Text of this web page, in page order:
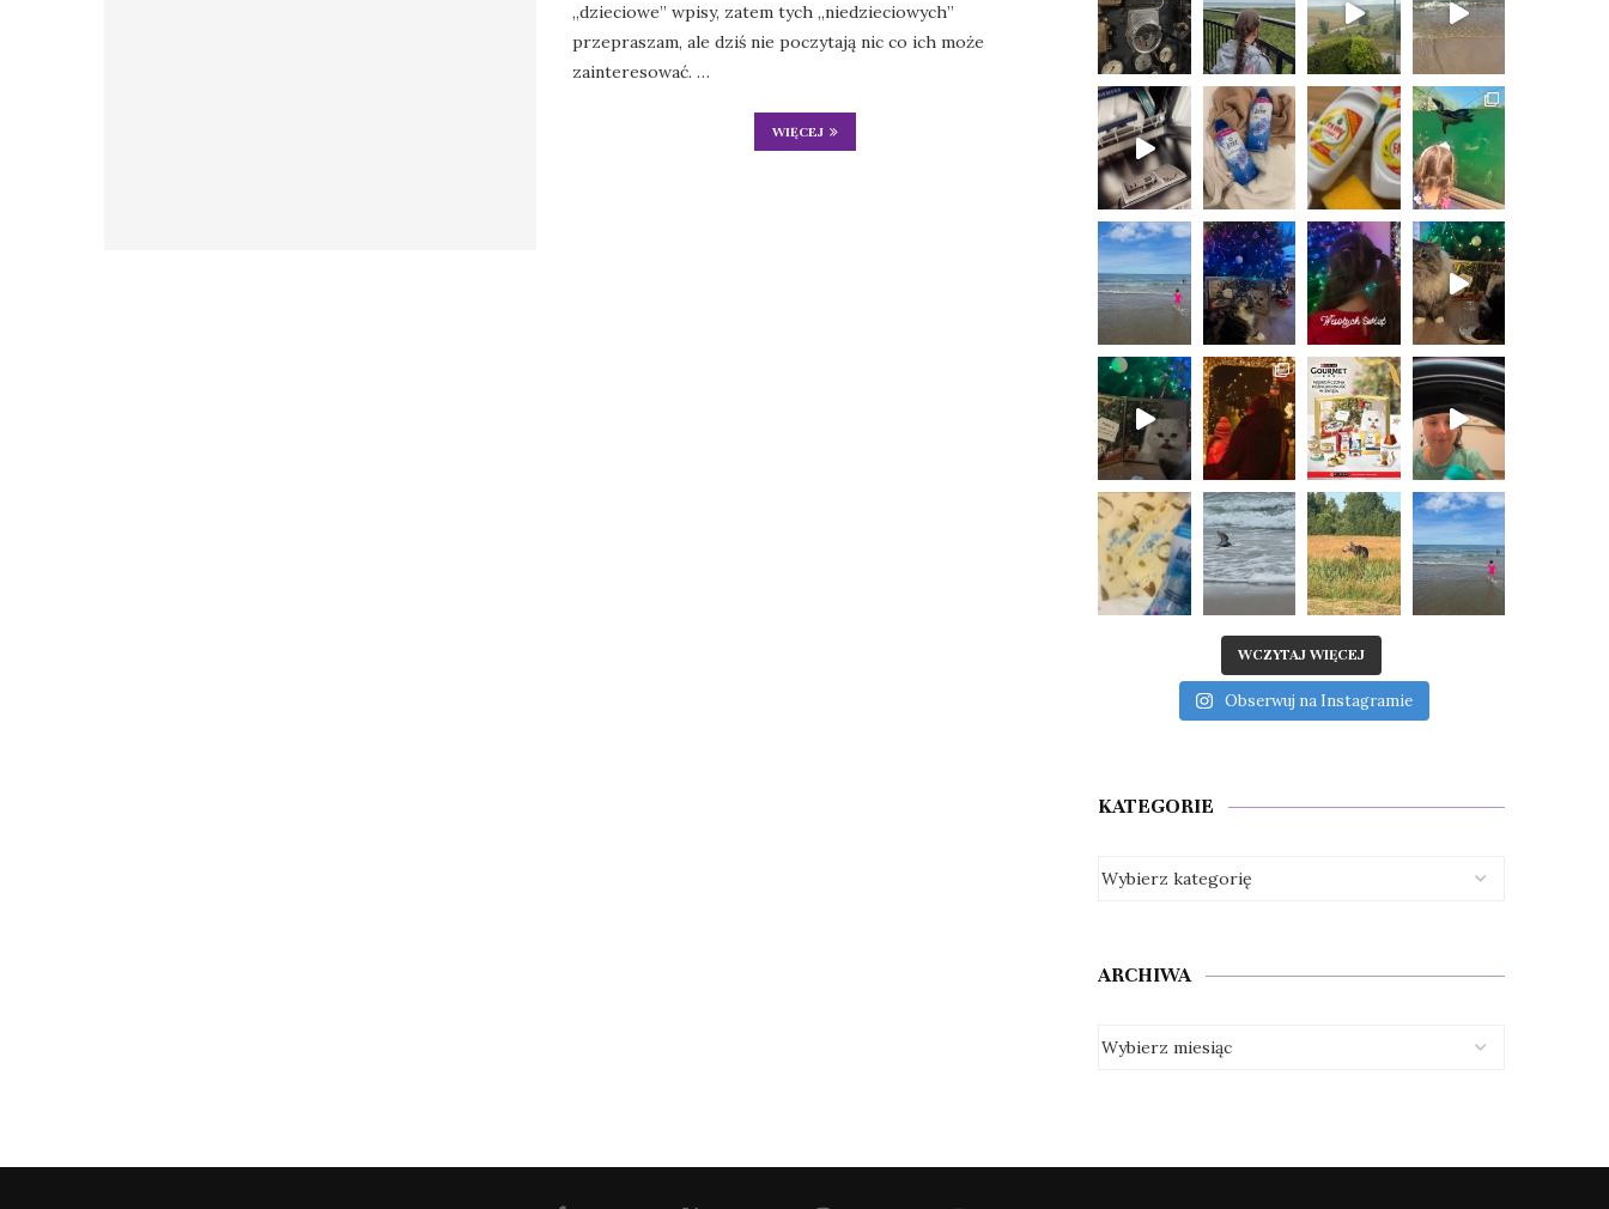
„dzieciowe” wpisy, zatem tych „niedzieciowych”
przepraszam, ale dziś nie poczytają nic co ich może
zainteresować. …
WIĘCEJ
WCZYTAJ WIĘCEJ
Obserwuj na Instagramie
KATEGORIE
ARCHIWA